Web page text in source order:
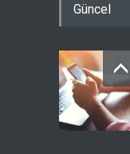
Güncel